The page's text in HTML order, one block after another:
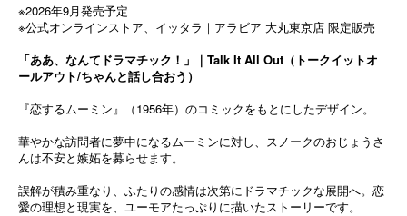
※2026年9月発売予定
※公式オンラインストア、イッタラ｜アラビア 大丸東京店 限定販売
「ああ、なんてドラマチック！」｜Talk It All Out（トークイットオ
ールアウト/ちゃんと話し合おう）
『恋するムーミン』（1956年）のコミックをもとにしたデザイン。
華やかな訪問者に夢中になるムーミンに対し、スノークのおじょうさ
んは不安と嫉妬を募らせます。
誤解が積み重なり、ふたりの感情は次第にドラマチックな展開へ。恋
愛の理想と現実を、ユーモアたっぷりに描いたストーリーです。